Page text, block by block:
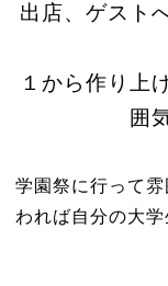
出店、ゲスト
１から作り上
囲
学園祭に行って
われば自分の大